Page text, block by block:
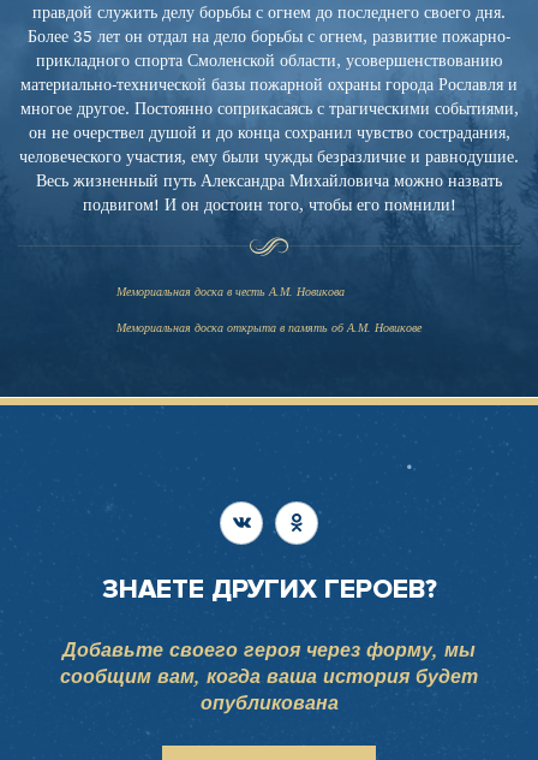
правдой служить делу борьбы с огнем до последнего своего дня.
Более 35 лет он отдал на дело борьбы с огнем, развитие пожарно-
прикладного спорта Смоленской области, усовершенствованию
материально-технической базы пожарной охраны города Рославля и
многое другое. Постоянно соприкасаясь с трагическими событиями,
он не очерствел душой и до конца сохранил чувство сострадания,
человеческого участия, ему были чужды безразличие и равнодушие.
Весь жизненный путь Александра Михайловича можно назвать
подвигом! И он достоин того, чтобы его помнили!
Мемориальная доска в честь А.М. Новикова
Мемориальная доска открыта в память об А.М. Новикове
ЗНАЕТЕ ДРУГИХ ГЕРОЕВ?
Добавьте своего героя через форму, мы
сообщим вам, когда ваша история будет
опубликована